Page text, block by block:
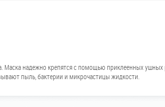
Маска надежно крепятся с помощью приклеенных
пыль, бактерии и микрочастицы жидкости.